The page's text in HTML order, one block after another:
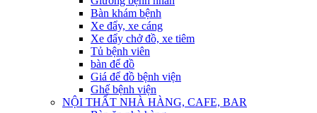
Bàn khám bệnh
Xe đẩy, xe cáng
Xe đẩy chở đồ, xe tiêm
Tủ bệnh viên
bàn để đồ
Giá để đồ bệnh viện
Ghế bệnh viện
NỘI THẤT NHÀ HÀNG, CAFE, BAR